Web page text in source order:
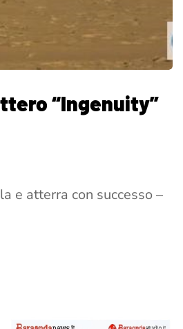
“Ingenuity”
e atterra con successo –